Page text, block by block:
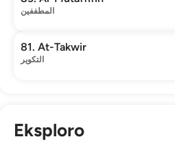
المطففين
81. At-Takwir
التكوير
Eksploro